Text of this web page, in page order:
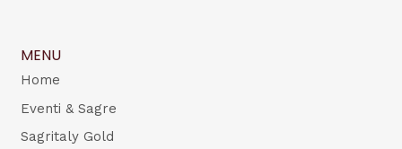
MENU
Home
Eventi & Sagre
Sagritaly Gold